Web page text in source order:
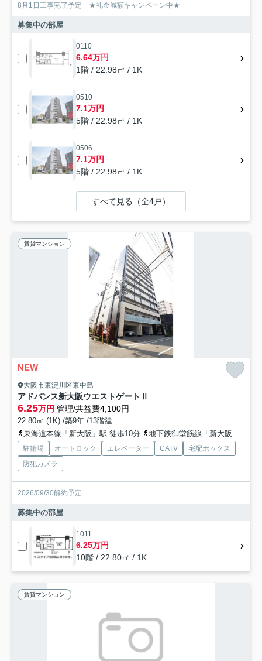
8月1日工事完了予定 ★礼金減額キャンペーン中★
募集中の部屋
0110
6.64万円
1階 / 22.98㎡ / 1K
0510
7.1万円
5階 / 22.98㎡ / 1K
0506
7.1万円
5階 / 22.98㎡ / 1K
すべて見る（全4戸）
賃貸マンション
NEW
大阪市東淀川区東中島
アドバンス新大阪ウエストゲートⅡ
6.25万円 管理/共益費4,100円
22.80㎡ (1K) /築9年 /13階建
東海道本線「新大阪」駅 徒歩10分
地下鉄御堂筋線「新大阪」駅 徒歩11分
駐輪場 オートロック エレベーター CATV
宅配ボックス
防犯カメラ
2026/09/30解約予定
募集中の部屋
1011
6.25万円
10階 / 22.80㎡ / 1K
賃貸マンション